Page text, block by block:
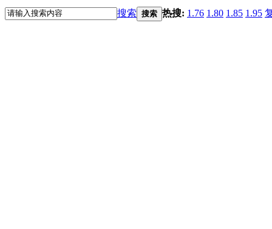
搜索 搜索 热搜: 1.76 1.80 1.85 1.95